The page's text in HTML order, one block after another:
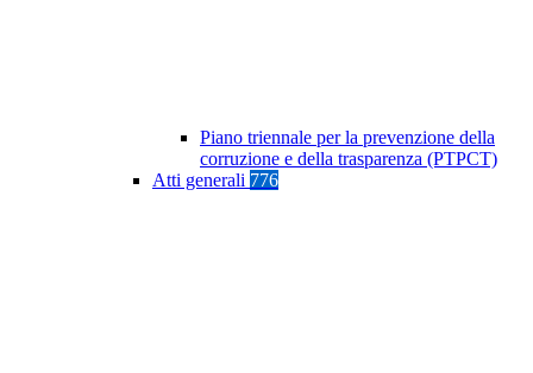
Piano triennale per la prevenzione della
corruzione e della trasparenza (PTPCT)
Atti generali 776